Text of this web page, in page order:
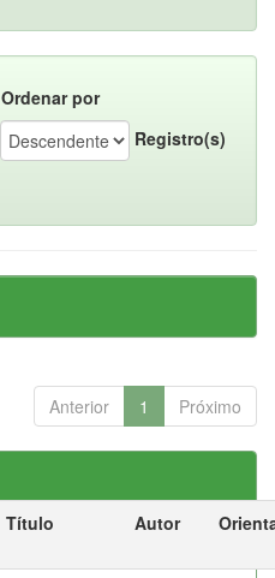
Ordenar por
Registro(s)
Anterior 1 Próximo
Título Autor